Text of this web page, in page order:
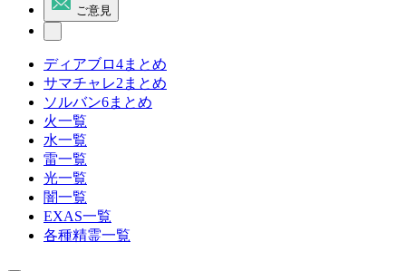
ご意見
ディアブロ4まとめ
サマチャレ2まとめ
ソルバン6まとめ
火一覧
水一覧
雷一覧
光一覧
闇一覧
EXAS一覧
各種精霊一覧